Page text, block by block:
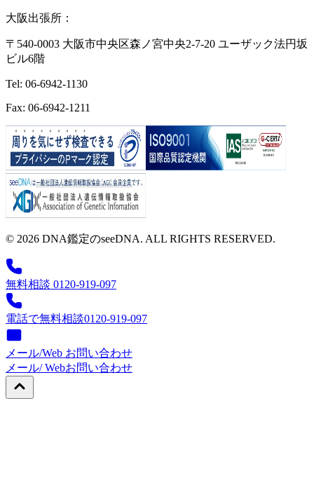
大阪出張所：
〒540-0003 大阪市中央区森ノ宮中央2-7-20 ユーザック法円坂
ビル6階
Tel: 06-6942-1130
Fax: 06-6942-1211
© 2026 DNA鑑定のseeDNA. ALL RIGHTS RESERVED.
無料相談 0120-919-097
電話で無料相談0120-919-097
メール/Web お問い合わせ
メール/ Webお問い合わせ